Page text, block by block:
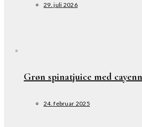
29. juli 2026
Grøn spinatjuice med
24. februar 2025